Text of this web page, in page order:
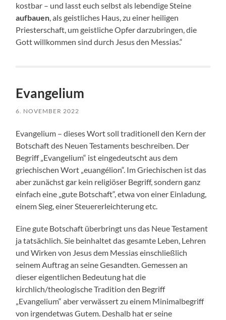
kostbar – und lasst euch selbst als lebendige Steine
aufbauen, als geistliches Haus, zu einer heiligen
Priesterschaft, um geistliche Opfer darzubringen, die
Gott willkommen sind durch Jesus den Messias.“
Evangelium
6. NOVEMBER 2022
Evangelium – dieses Wort soll traditionell den Kern der
Botschaft des Neuen Testaments beschreiben. Der
Begriff „Evangelium“ ist eingedeutscht aus dem
griechischen Wort „euangélion“. Im Griechischen ist das
aber zunächst gar kein religiöser Begriff, sondern ganz
einfach eine „gute Botschaft“, etwa von einer Einladung,
einem Sieg, einer Steuererleichterung etc.
Eine gute Botschaft überbringt uns das Neue Testament
ja tatsächlich. Sie beinhaltet das gesamte Leben, Lehren
und Wirken von Jesus dem Messias einschließlich
seinem Auftrag an seine Gesandten. Gemessen an
dieser eigentlichen Bedeutung hat die
kirchlich/theologische Tradition den Begriff
„Evangelium“ aber verwässert zu einem Minimalbegriff
von irgendetwas Gutem. Deshalb hat er seine